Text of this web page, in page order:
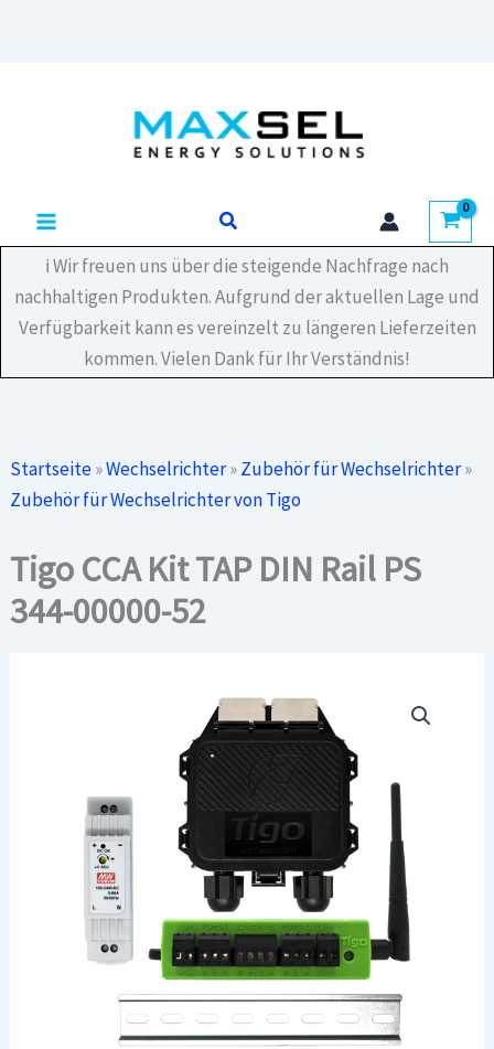
Suchen
ℹ️ Wir freuen uns über die steigende Nachfrage nach
nachhaltigen Produkten. Aufgrund der aktuellen Lage und
Verfügbarkeit kann es vereinzelt zu längeren Lieferzeiten
kommen. Vielen Dank für Ihr Verständnis!
Startseite»Wechselrichter»Zubehör für Wechselrichter»
Zubehör für Wechselrichter von Tigo
Tigo CCA Kit TAP DIN Rail PS
344-00000-52